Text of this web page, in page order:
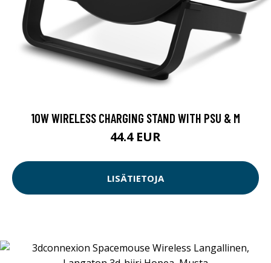
10W WIRELESS CHARGING STAND WITH PSU & M
44.4 EUR
LISÄTIETOJA